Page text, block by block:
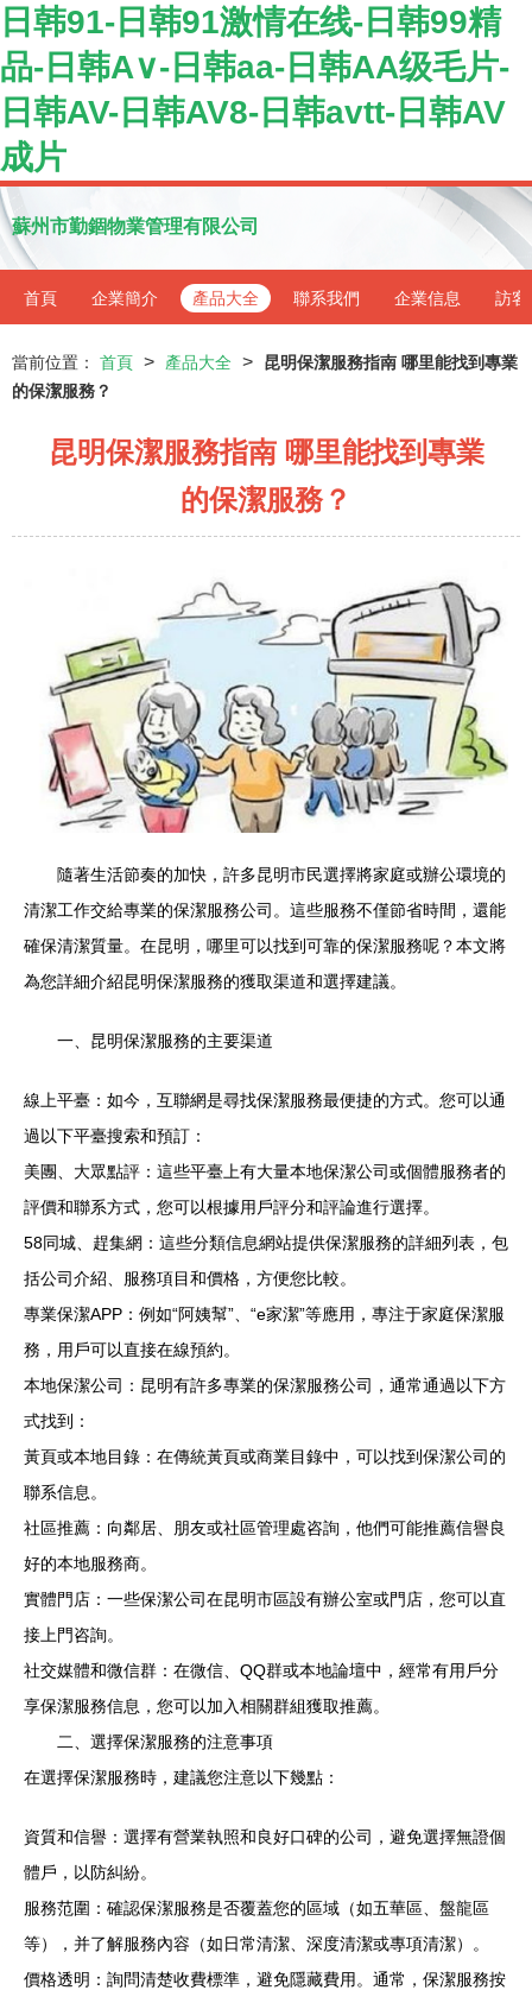
日韩91-日韩91激情在线-日韩99精
品-日韩A∨-日韩aa-日韩AA级毛片-
日韩AV-日韩AV8-日韩avtt-日韩AV
成片
蘇州市勤錮物業管理有限公司
首頁 企業簡介 產品大全 聯系我們 企業信息 訪客
當前位置： 首頁 > 產品大全 >
昆明保潔服務指南 哪里能找到專業
的保潔服務？
昆明保潔服務指南 哪里能找到專業
的保潔服務？
隨著生活節奏的加快，許多昆明市民選擇將家庭或辦公環境的
清潔工作交給專業的保潔服務公司。這些服務不僅節省時間，還能
確保清潔質量。在昆明，哪里可以找到可靠的保潔服務呢？本文將
為您詳細介紹昆明保潔服務的獲取渠道和選擇建議。
一、昆明保潔服務的主要渠道
線上平臺：如今，互聯網是尋找保潔服務最便捷的方式。您可以通
過以下平臺搜索和預訂：
美團、大眾點評：這些平臺上有大量本地保潔公司或個體服務者的
評價和聯系方式，您可以根據用戶評分和評論進行選擇。
58同城、趕集網：這些分類信息網站提供保潔服務的詳細列表，包
括公司介紹、服務項目和價格，方便您比較。
專業保潔APP：例如“阿姨幫”、“e家潔”等應用，專注于家庭保潔服
務，用戶可以直接在線預約。
本地保潔公司：昆明有許多專業的保潔服務公司，通常通過以下方
式找到：
黃頁或本地目錄：在傳統黃頁或商業目錄中，可以找到保潔公司的
聯系信息。
社區推薦：向鄰居、朋友或社區管理處咨詢，他們可能推薦信譽良
好的本地服務商。
實體門店：一些保潔公司在昆明市區設有辦公室或門店，您可以直
接上門咨詢。
社交媒體和微信群：在微信、QQ群或本地論壇中，經常有用戶分
享保潔服務信息，您可以加入相關群組獲取推薦。
二、選擇保潔服務的注意事項
在選擇保潔服務時，建議您注意以下幾點：
資質和信譽：選擇有營業執照和良好口碑的公司，避免選擇無證個
體戶，以防糾紛。
服務范圍：確認保潔服務是否覆蓋您的區域（如五華區、盤龍區
等），并了解服務內容（如日常清潔、深度清潔或專項清潔）。
價格透明：詢問清楚收費標準，避免隱藏費用。通常，保潔服務按